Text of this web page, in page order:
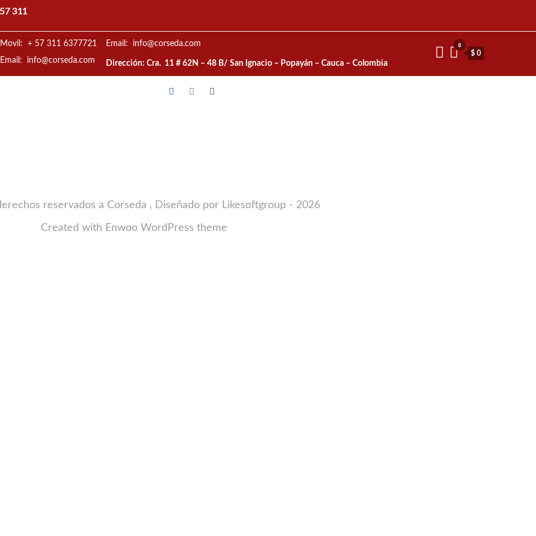
311
Movil: + 57 311 6377721
Email: info@corseda.com
Email: info@corseda.com
Dirección: Cra. 11 # 62N – 48 B/ San Ignacio – Popayán – Cauca – Colombia
0
$ 0
reservados a Corseda , Diseñado por Likesoftgroup - 2026
Created with Enwoo WordPress theme